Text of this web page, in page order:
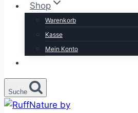
Shop
Warenkorb
Kasse
Mein Konto
Suche